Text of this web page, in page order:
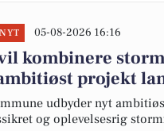
05-08-2026 16:16
kombinere
projekt
udbyder nyt
og oplevelsesrig